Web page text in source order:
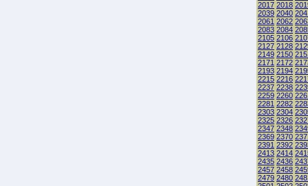
2017 2018
2039 2040
2061 2062
2083 2084
2105 2106
2127 2128
2149 2150
2171 2172
2193 2194
2215 2216
2237 2238
2259 2260
2281 2282
2303 2304
2325 2326
2347 2348
2369 2370
2391 2392
2413 2414
2435 2436
2457 2458
2479 2480